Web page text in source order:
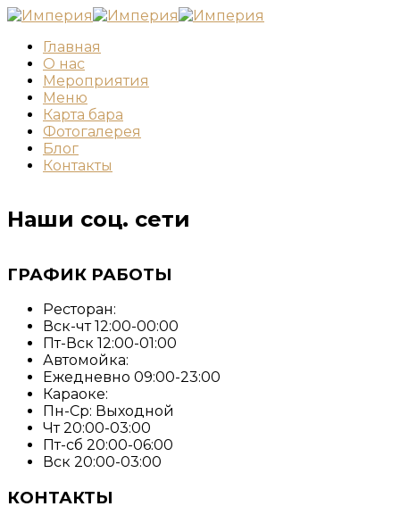
Главная
О нас
Мероприятия
Меню
Карта бара
Фотогалерея
Блог
Контакты
Наши соц. сети
ГРАФИК РАБОТЫ
Ресторан:
Вск-чт 12:00-00:00
Пт-Вск 12:00-01:00
Автомойка:
Ежедневно 09:00-23:00
Караоке:
Пн-Ср: Выходной
Чт 20:00-03:00
Пт-сб 20:00-06:00
Вск 20:00-03:00
КОНТАКТЫ